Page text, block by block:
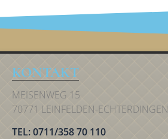
KONTAKT
MEISENWEG 15
70771 LEINFELDEN-ECHTERDINGEN
TEL: 0711/358 70 110